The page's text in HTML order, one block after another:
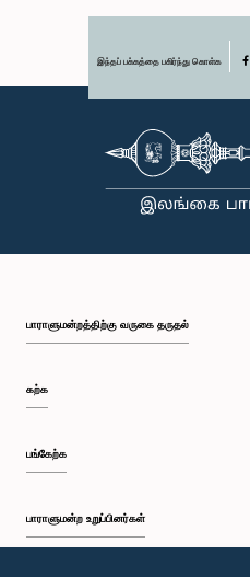
இந்தப் பக்கத்தை பகிர்ந்து கொள்க
பாராளுமன்றத்திற்கு வருகை தருதல்
கற்க
பங்கேற்க
பாராளுமன்ற உறுப்பினர்கள்